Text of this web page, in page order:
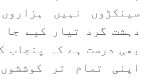
سینکڑوں نہیں
دہشت گرد تیار کیے جا
بھی درست ہے کہ پنجاب
اپنی تمام تر